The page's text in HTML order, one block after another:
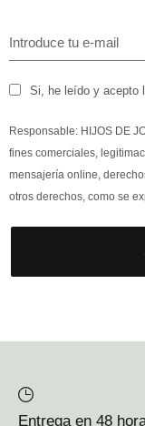
Si, he leído y acepto
Responsable: HIJOS DE
fines comerciales,
mensajería online,
otros derechos, como se
Entrega en 48